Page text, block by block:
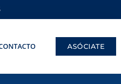
ASÓCIATE